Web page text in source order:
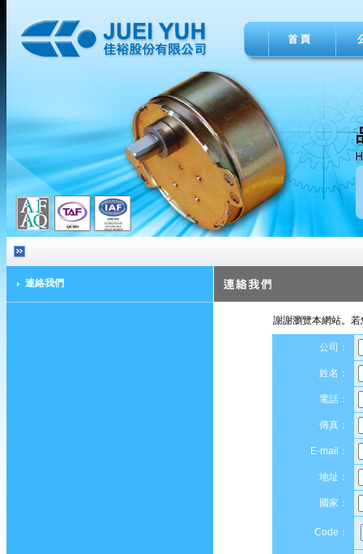
連絡我們
謝謝瀏覽本網站。
公司：
姓名：
電話：
傳真：
E-mail：
地址：
國家：
Code：